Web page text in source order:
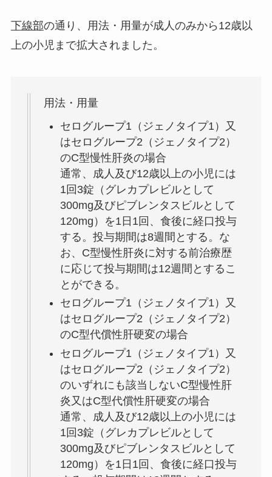
下線部の通り、用法・用量が成人のみから12歳以
上の小児まで拡大されました。
用法・用量
セログループ1（ジェノタイプ1）又
はセログループ2（ジェノタイプ2）
のC型慢性肝炎の場合
通常、成人及び12歳以上の小児には
1回3錠（グレカプレビルとして
300mg及びピブレンタスビルとして
120mg）を1日1回、食後に経口投与
する。投与期間は8週間とする。な
お、C型慢性肝炎に対する前治療歴
に応じて投与期間は12週間とするこ
とができる。
セログループ1（ジェノタイプ1）又
はセログループ2（ジェノタイプ2）
のC型代償性肝硬変の場合
セログループ1（ジェノタイプ1）又
はセログループ2（ジェノタイプ2）
のいずれにも該当しないC型慢性肝
炎又はC型代償性肝硬変の場合
通常、成人及び12歳以上の小児には
1回3錠（グレカプレビルとして
300mg及びピブレンタスビルとして
120mg）を1日1回、食後に経口投与